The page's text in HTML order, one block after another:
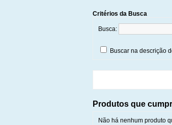
Critérios da Busca
Busca:
Buscar na descrição
Produtos que
Não há nenhum produto